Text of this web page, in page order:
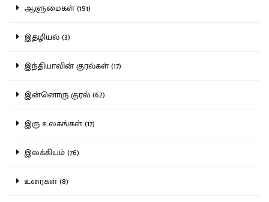
ஆளுமைகள் (191)
இதழியல் (3)
இந்தியாவின் குரல்கள் (17)
இன்னொரு குரல் (62)
இரு உலகங்கள் (17)
இலக்கியம் (76)
உரைகள் (8)